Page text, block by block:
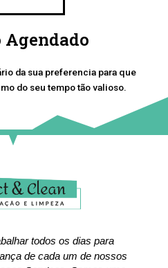
da sua preferencia para que
do seu tempo tão valioso.
todos os dias para
de cada um de nossos